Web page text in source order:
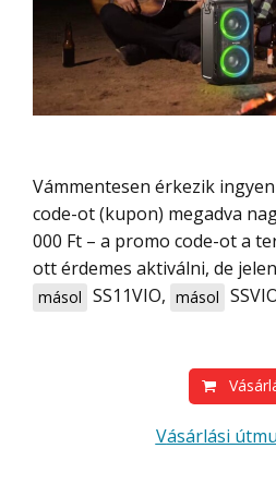
Vámmentesen érkezik ingyen szállítással és promo
code-ot (kupon) megadva
000 Ft – a promo code-ot a
ott érdemes aktiválni, de
másol SS11VIO, másol
Vásárlási